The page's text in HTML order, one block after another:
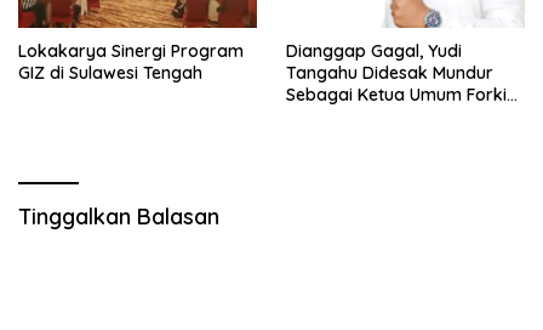
Lokakarya Sinergi Program
GIZ di Sulawesi Tengah
Dianggap Gagal, Yudi
Tangahu Didesak Mundur
Sebagai Ketua Umum Forki
Tinggalkan Balasan